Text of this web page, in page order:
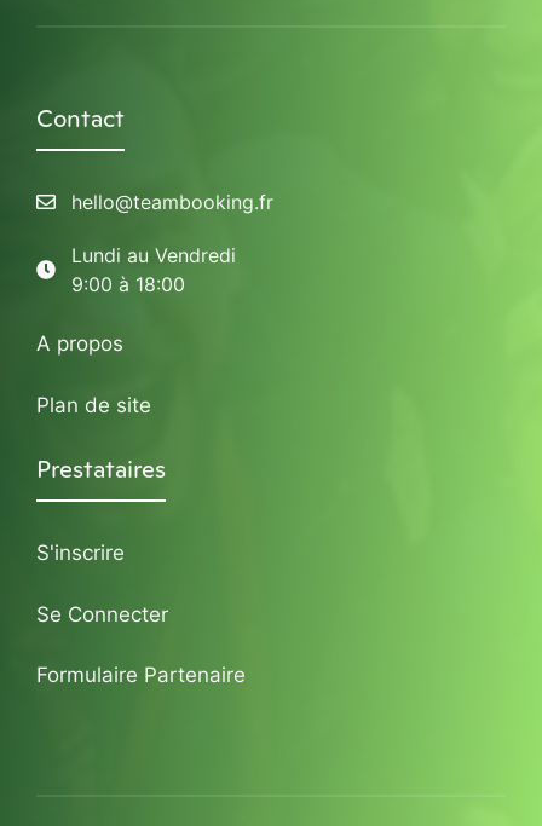
Contact
hello@teambooking.fr
Lundi au Vendredi
9:00 à 18:00
A propos
Plan de site
Prestataires
S'inscrire
Se Connecter
Formulaire Partenaire